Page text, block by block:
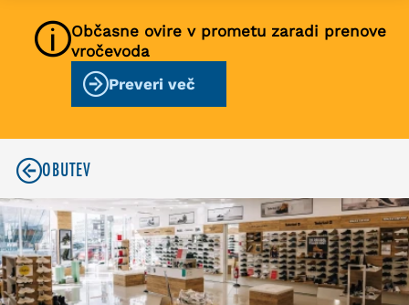
Občasne ovire v prometu zaradi prenove
vročevoda
Preveri več
OBUTEV